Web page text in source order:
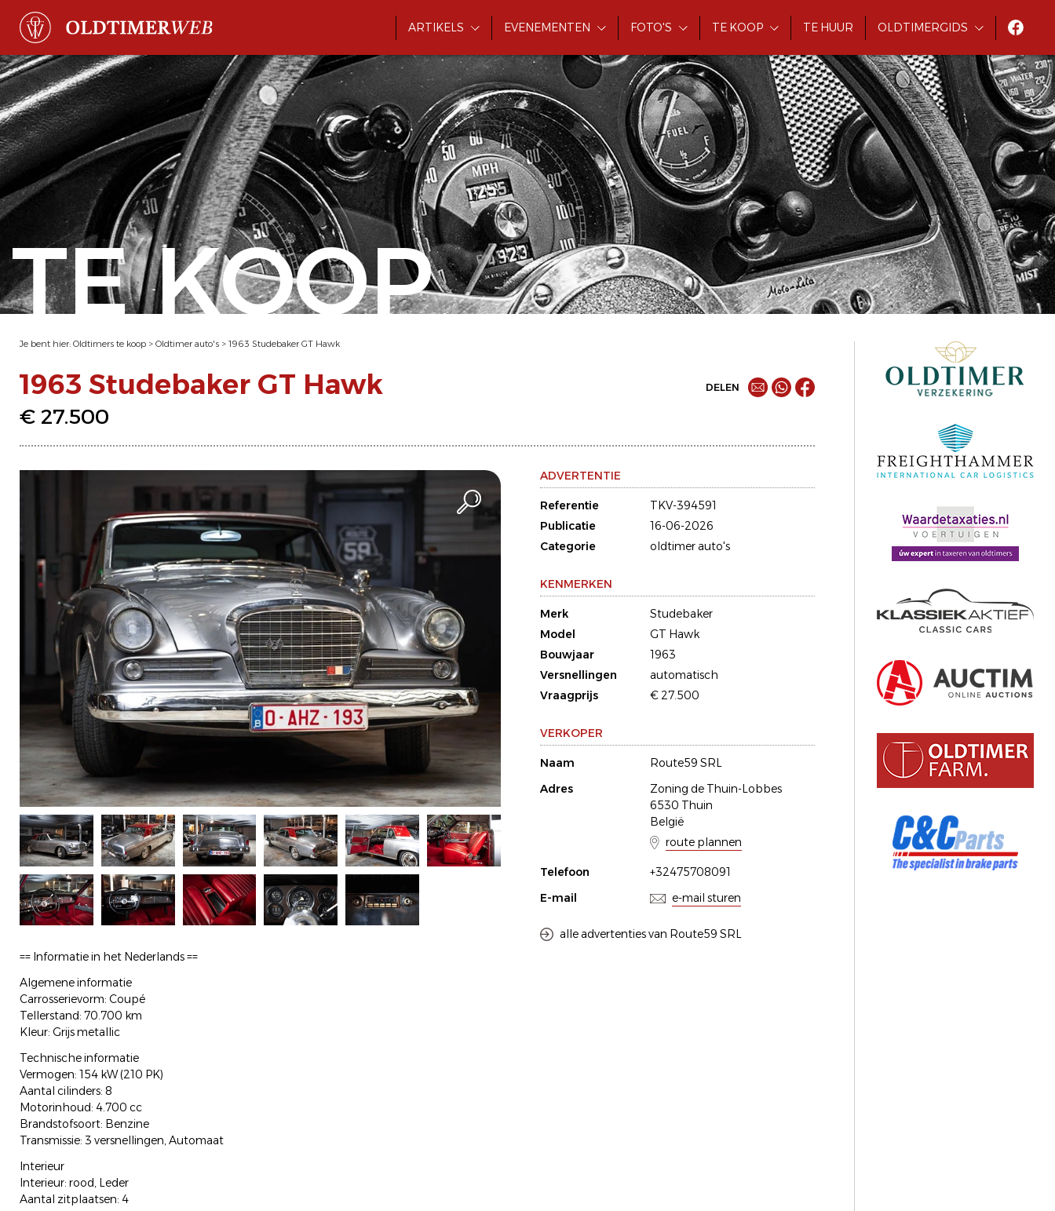
ARTIKELS EVENEMENTEN FOTO'S TE KOOP TE HUUR OLDTIMERGIDS
TE KOOP
Je bent hier: Oldtimers te koop > Oldtimer auto's > 1963 Studebaker GT Hawk
1963 Studebaker GT Hawk
€ 27.500
DELEN
== Informatie in het Nederlands ==
Algemene informatie
Carrosserievorm: Coupé
Tellerstand: 70.700 km
Kleur: Grijs metallic
Technische informatie
Vermogen: 154 kW (210 PK)
Aantal cilinders: 8
Motorinhoud: 4.700 cc
Brandstofsoort: Benzine
Transmissie: 3 versnellingen, Automaat
Interieur
Interieur: rood, Leder
Aantal zitplaatsen: 4
ADVERTENTIE
Referentie
TKV-394591
Publicatie
16-06-2026
Categorie
oldtimer auto's
KENMERKEN
Merk
Studebaker
Model
GT Hawk
Bouwjaar
1963
Versnellingen
automatisch
Vraagprijs
€ 27.500
VERKOPER
Naam
Route59 SRL
Adres
Zoning de Thuin-Lobbes
6530 Thuin
België
route plannen
Telefoon
+32475708091
E-mail
e-mail sturen
alle advertenties van Route59 SRL